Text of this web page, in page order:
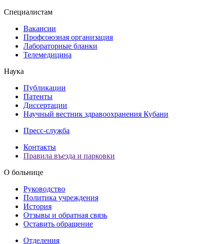
Специалистам
Вакансии
Профсоюзная организация
Лабораторные бланки
Телемедицина
Наука
Публикации
Патенты
Диссертации
Научный вестник здравоохранения Кубани
Пресс-служба
Контакты
Правила въезда и парковки
О больнице
Руководство
Политика учреждения
История
Отзывы и обратная связь
Оставить обращение
Отделения